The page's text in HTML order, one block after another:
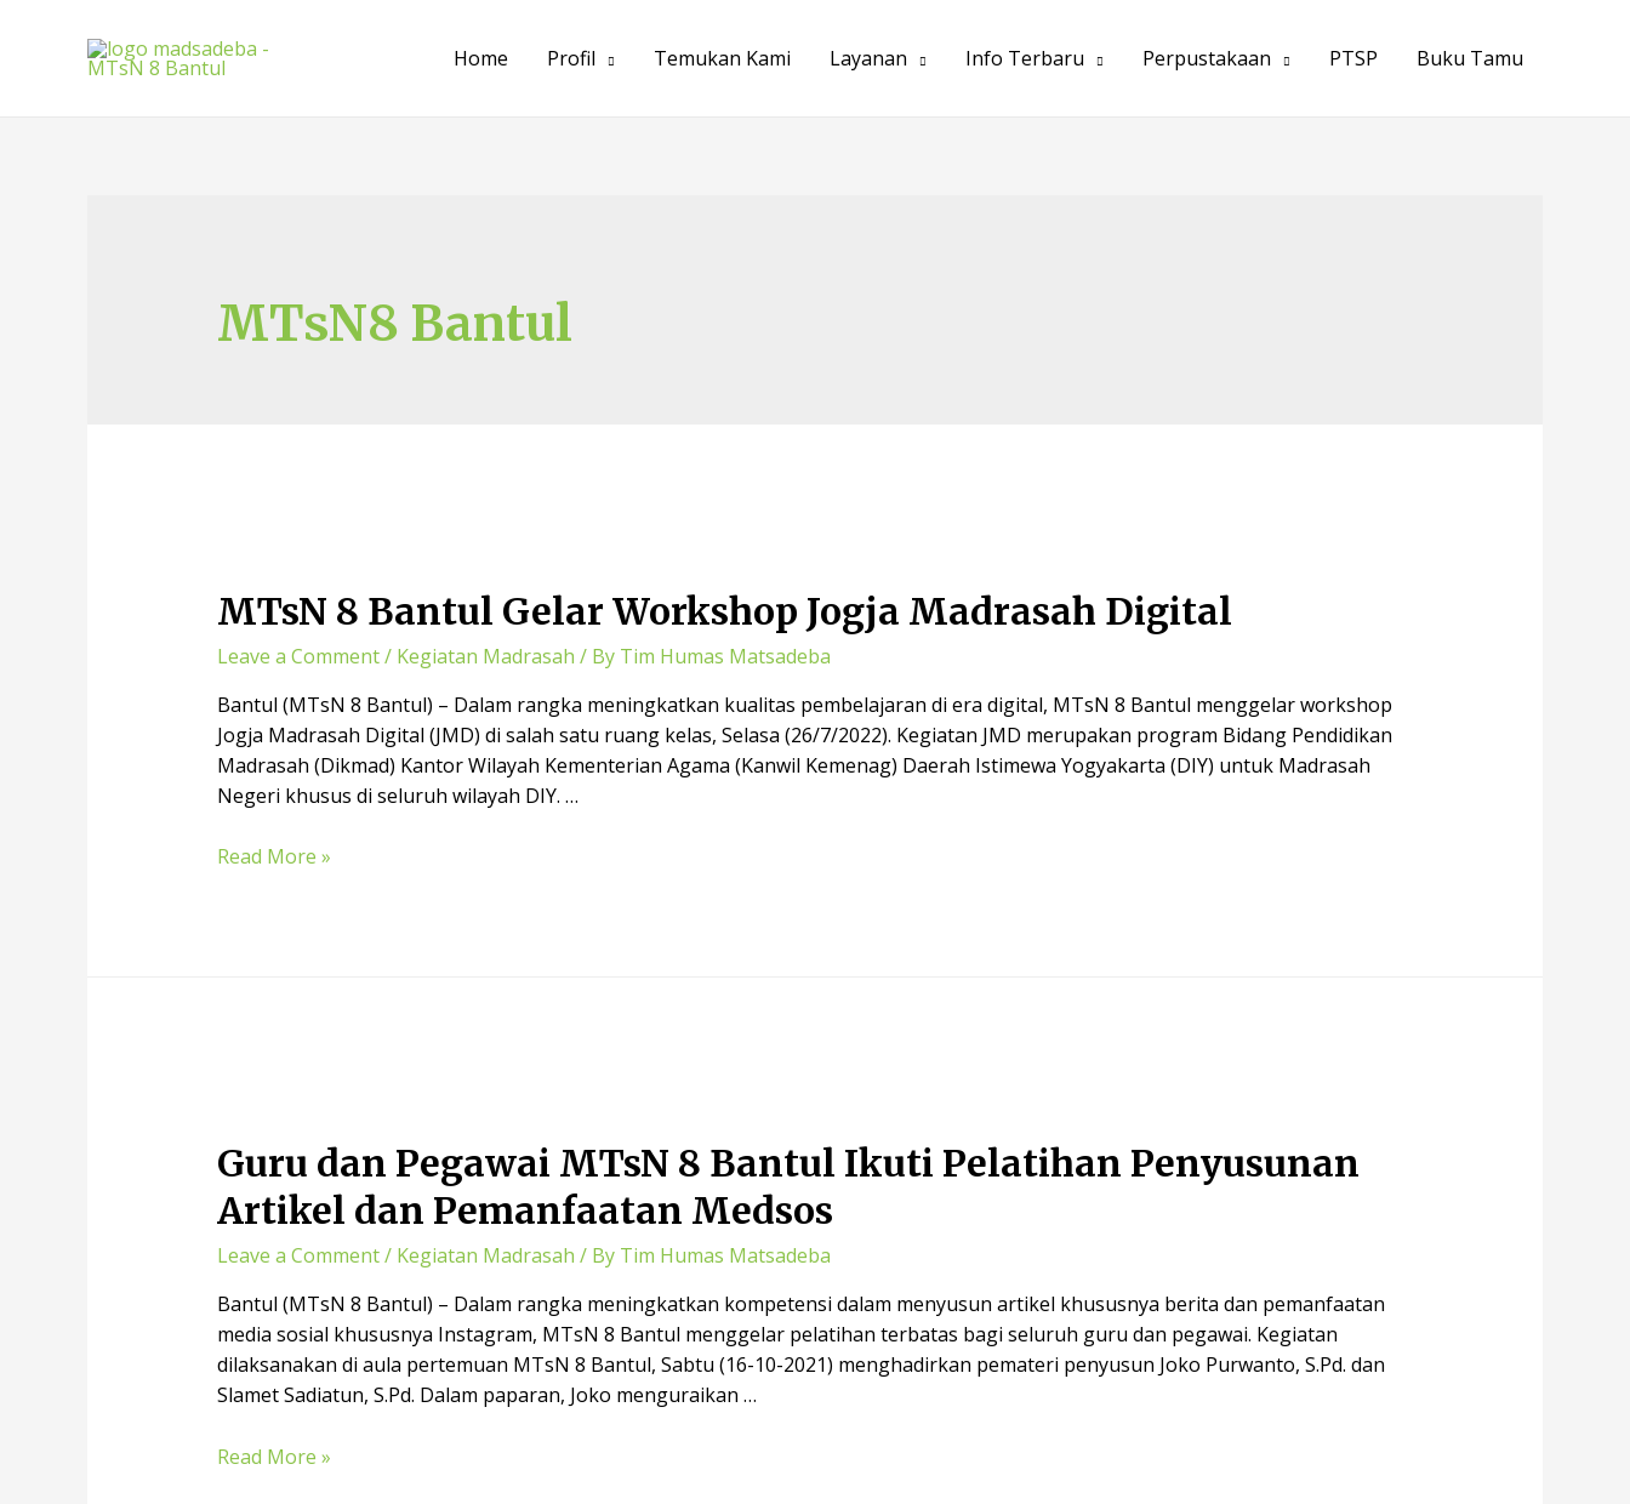
Home Profil Temukan Kami Layanan Info Terbaru Perpustakaan PTSP Buku Tamu
MTsN8 Bantul
MTsN 8 Bantul Gelar Workshop Jogja Madrasah Digital
Leave a Comment/ Kegiatan Madrasah / By Tim Humas Matsadeba
Bantul (MTsN 8 Bantul) – Dalam rangka meningkatkan kualitas pembelajaran di era digital, MTsN 8 Bantul menggelar workshop
Jogja Madrasah Digital (JMD) di salah satu ruang kelas, Selasa (26/7/2022). Kegiatan JMD merupakan program Bidang Pendidikan
Madrasah (Dikmad) Kantor Wilayah Kementerian Agama (Kanwil Kemenag) Daerah Istimewa Yogyakarta (DIY) untuk Madrasah
Negeri khusus di seluruh wilayah DIY. …
Read More »
Guru dan Pegawai MTsN 8 Bantul Ikuti Pelatihan Penyusunan
Artikel dan Pemanfaatan Medsos
Leave a Comment/ Kegiatan Madrasah / By Tim Humas Matsadeba
Bantul (MTsN 8 Bantul) – Dalam rangka meningkatkan kompetensi dalam menyusun artikel khususnya berita dan pemanfaatan
media sosial khususnya Instagram, MTsN 8 Bantul menggelar pelatihan terbatas bagi seluruh guru dan pegawai. Kegiatan
dilaksanakan di aula pertemuan MTsN 8 Bantul, Sabtu (16-10-2021) menghadirkan pemateri penyusun Joko Purwanto, S.Pd. dan
Slamet Sadiatun, S.Pd. Dalam paparan, Joko menguraikan …
Read More »